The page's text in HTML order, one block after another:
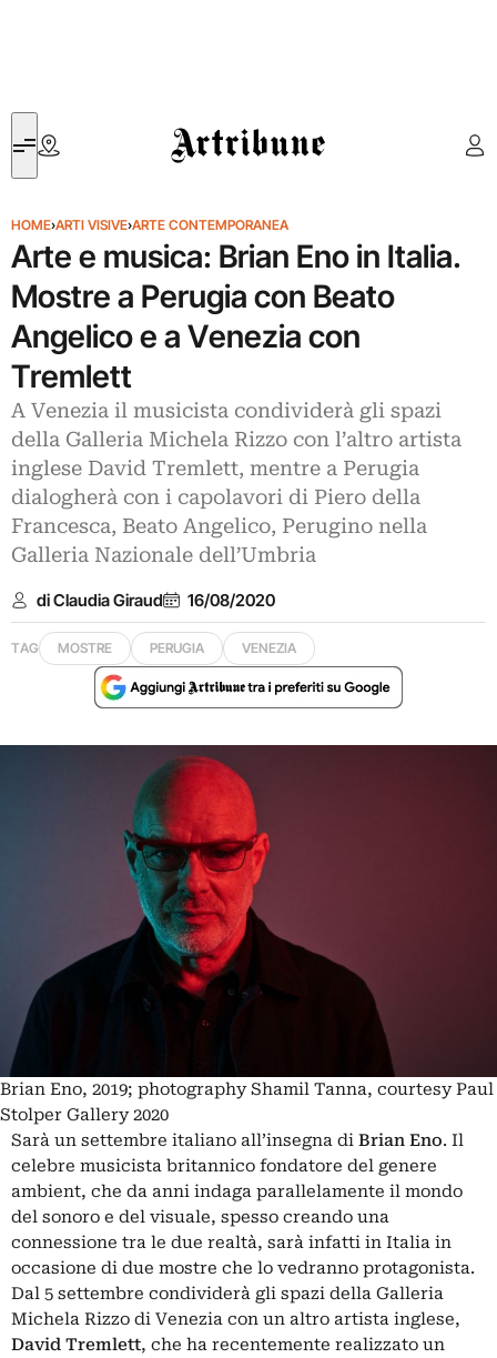
Artribune
HOME›ARTI VISIVE›ARTE CONTEMPORANEA
Arte e musica: Brian Eno in Italia.
Mostre a Perugia con Beato
Angelico e a Venezia con
Tremlett
A Venezia il musicista condividerà gli spazi
della Galleria Michela Rizzo con l’altro artista
inglese David Tremlett, mentre a Perugia
dialogherà con i capolavori di Piero della
Francesca, Beato Angelico, Perugino nella
Galleria Nazionale dell’Umbria
di Claudia Giraud 16/08/2020
TAG MOSTRE PERUGIA VENEZIA
Brian Eno, 2019; photography Shamil Tanna, courtesy Paul
Stolper Gallery 2020
Sarà un settembre italiano all’insegna di Brian Eno. Il
celebre musicista britannico fondatore del genere
ambient, che da anni indaga parallelamente il mondo
del sonoro e del visuale, spesso creando una
connessione tra le due realtà, sarà infatti in Italia in
occasione di due mostre che lo vedranno protagonista.
Dal 5 settembre condividerà gli spazi della Galleria
Michela Rizzo di Venezia con un altro artista inglese,
David Tremlett, che ha recentemente realizzato un